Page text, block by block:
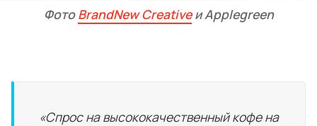
Фото BrandNew Creative и Applegreen
«Спрос на высококачественный кофе на